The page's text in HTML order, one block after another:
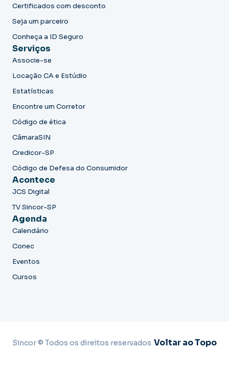
Certificados com desconto
Seja um parceiro
Conheça a ID Seguro
Serviços
Associe-se
Locação CA e Estúdio
Estatísticas
Encontre um Corretor
Código de ética
CâmaraSIN
Credicor-SP
Código de Defesa do Consumidor
Acontece
JCS Digital
TV Sincor-SP
Agenda
Calendário
Conec
Eventos
Cursos
Sincor © Todos os direitos reservados Voltar ao Topo